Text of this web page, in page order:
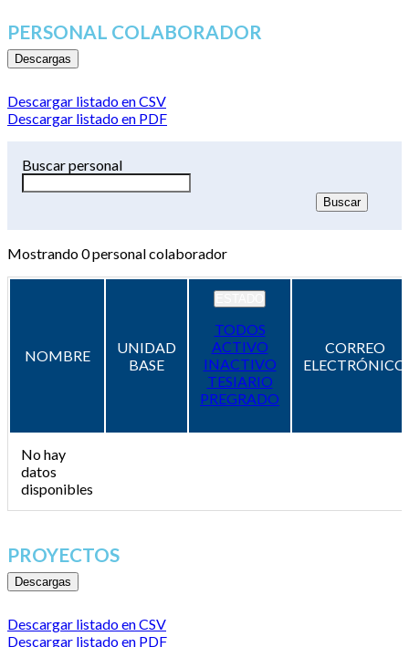
PERSONAL COLABORADOR
Descargas
Descargar listado en CSV
Descargar listado en PDF
Buscar personal
Mostrando0personal colaborador
NOMBRE
UNIDAD
BASE
TODOS
ACTIVO
INACTIVO
TESIARIO
PREGRADO
CORREO
ELECTRÓNICO
No hay
datos
disponibles
PROYECTOS
Descargas
Descargar listado en CSV
Descargar listado en PDF